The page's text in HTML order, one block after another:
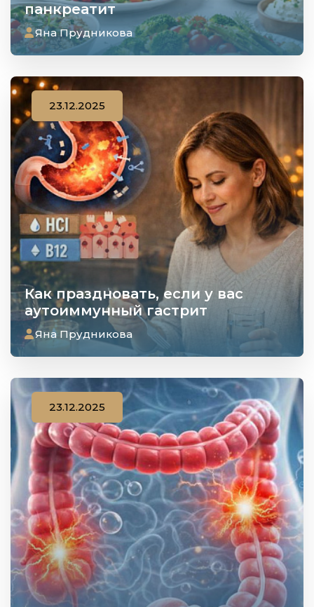
панкреатит
Яна Прудникова
Как праздновать, если у вас
аутоиммунный гастрит
23.12.2025
Яна Прудникова
23.12.2025